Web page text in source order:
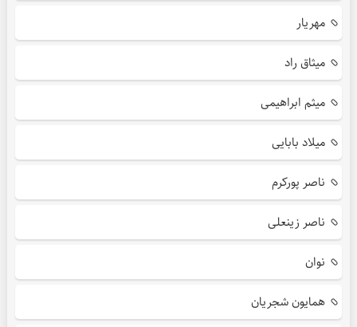
مهریار
میثاق راد
میثم ابراهیمی
میلاد بابایی
ناصر پورکرم
ناصر زینعلی
نوان
همایون شجریان